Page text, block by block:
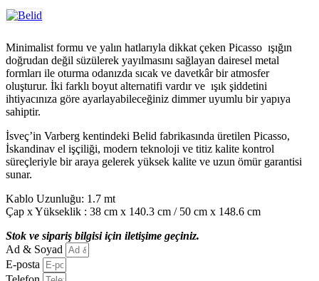
Minimalist formu ve yalın hatlarıyla dikkat çeken Picasso ışığın
doğrudan değil süzülerek yayılmasını sağlayan dairesel metal
formları ile oturma odanızda sıcak ve davetkâr bir atmosfer
oluşturur. İki farklı boyut alternatifi vardır ve ışık şiddetini
ihtiyacınıza göre ayarlayabileceğiniz dimmer uyumlu bir yapıya
sahiptir.
İsveç’in Varberg kentindeki Belid fabrikasında üretilen Picasso,
İskandinav el işçiliği, modern teknoloji ve titiz kalite kontrol
süreçleriyle bir araya gelerek yüksek kalite ve uzun ömür garantisi
sunar.
Kablo Uzunluğu: 1.7 mt
Çap x Yükseklik : 38 cm x 140.3 cm / 50 cm x 148.6 cm
Stok ve sipariş bilgisi için iletişime geçiniz.
Ad & Soyad
E-posta